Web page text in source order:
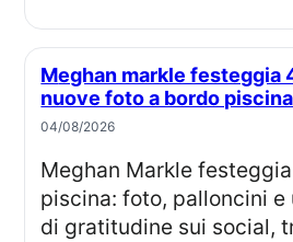
Meghan markle festeggia 45 anni con
nuove foto a bordo piscina
04/08/2026
Meghan Markle festeggia 45 anni in
piscina: foto, palloncini e
di gratitudine sui social,